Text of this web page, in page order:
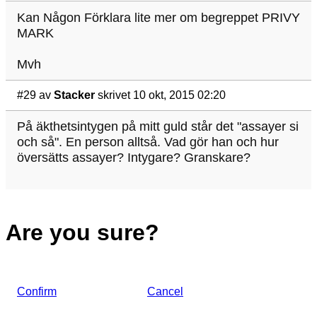
Kan Någon Förklara lite mer om begreppet PRIVY
MARK
Mvh
#29 av Stacker skrivet 10 okt, 2015 02:20
På äkthetsintygen på mitt guld står det "assayer si
och så". En person alltså. Vad gör han och hur
översätts assayer? Intygare? Granskare?
Are you sure?
Confirm Cancel